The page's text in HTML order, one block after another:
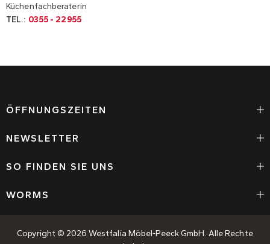
Küchenfachberaterin
TEL.: 0355 - 22955
ÖFFNUNGSZEITEN
NEWSLETTER
SO FINDEN SIE UNS
WORMS
Copyright © 2026 Westfalia Möbel-Peeck GmbH. Alle Rechte